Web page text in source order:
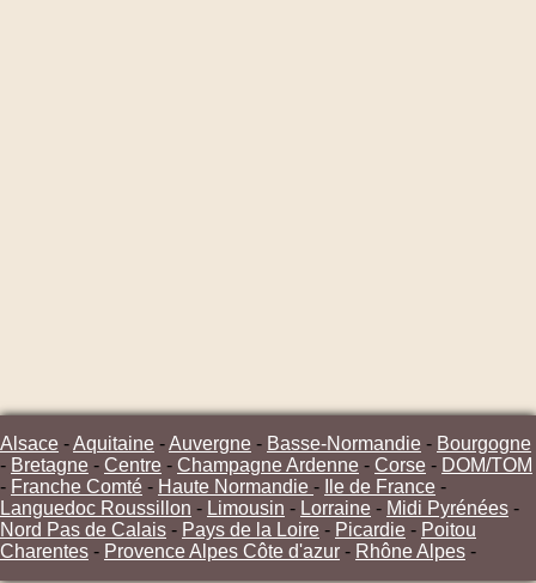
Alsace -Aquitaine -Auvergne - Basse-Normandie - Bourgogne
- Bretagne - Centre - Champagne Ardenne - Corse - DOM/TOM
- Franche Comté - Haute Normandie - Ile de France -
Languedoc Roussillon - Limousin - Lorraine - Midi Pyrénées -
Nord Pas de Calais - Pays de la Loire - Picardie - Poitou
Charentes - Provence Alpes Côte d'azur - Rhône Alpes -